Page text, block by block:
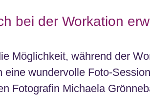
bei der Workation
Möglichkeit, während der
eine wundervolle Foto-
Fotografin Michaela